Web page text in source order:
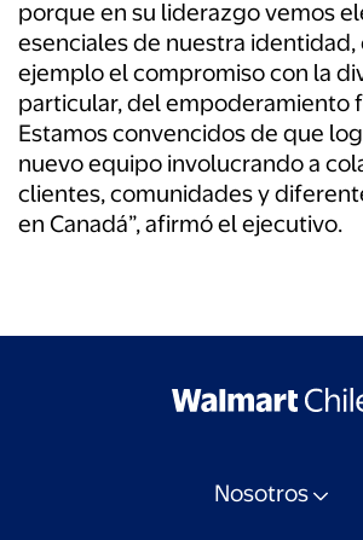
porque en su liderazgo vemos
esenciales de nuestra
ejemplo el compromiso con la
particular, del empoderamiento
Estamos convencidos de que
nuevo equipo involucrando a
clientes, comunidades y
en Canadá”, afirmó el ejecutivo.
Nosotros